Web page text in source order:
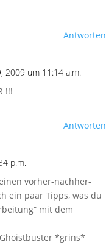
Antworten
2009 um 11:14 a.m.
!!!
Antworten
p.m.
vorher-nachher-
ein paar Tipps, was du
mit dem
*grins*